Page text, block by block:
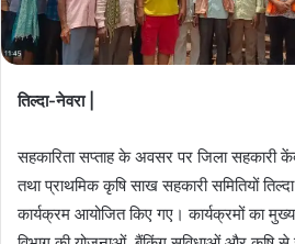
तिल्दा-नेवरा |
सहकारिता सप्ताह के अवसर पर जिला सहकारी
तथा प्राथमिक कृषि साख सहकारी समितियों
कार्यक्रम आयोजित किए गए। कार्यक्रमों का मुख्य